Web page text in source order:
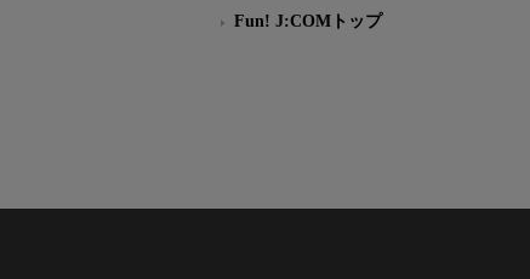
Fun! J:COMトップ